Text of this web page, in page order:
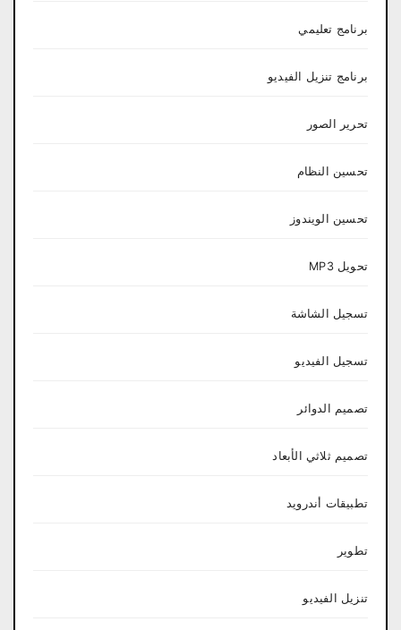
برنامج تعليمي
برنامج تنزيل الفيديو
تحرير الصور
تحسين النظام
تحسين الويندوز
تحويل MP3
تسجيل الشاشة
تسجيل الفيديو
تصميم الدوائر
تصميم ثلاثي الأبعاد
تطبيقات أندرويد
تطوير
تنزيل الفيديو